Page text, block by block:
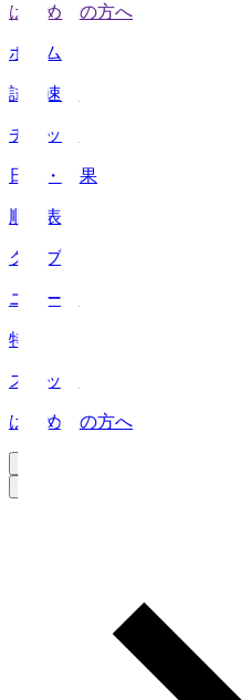
はじめての方へ
ホーム
試合速報
チケット
日程・結果
順位表
クラブ
ニュース
特集
スタッツ
はじめての方へ